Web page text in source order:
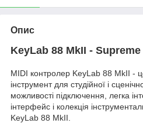
Опис
KeyLab 88 MkII -
MIDI контролер KeyLab 88 MkII -
інструмент для студійної і
можливості підключення, легка
інтерфейс і колекція
KeyLab 88 MkII.